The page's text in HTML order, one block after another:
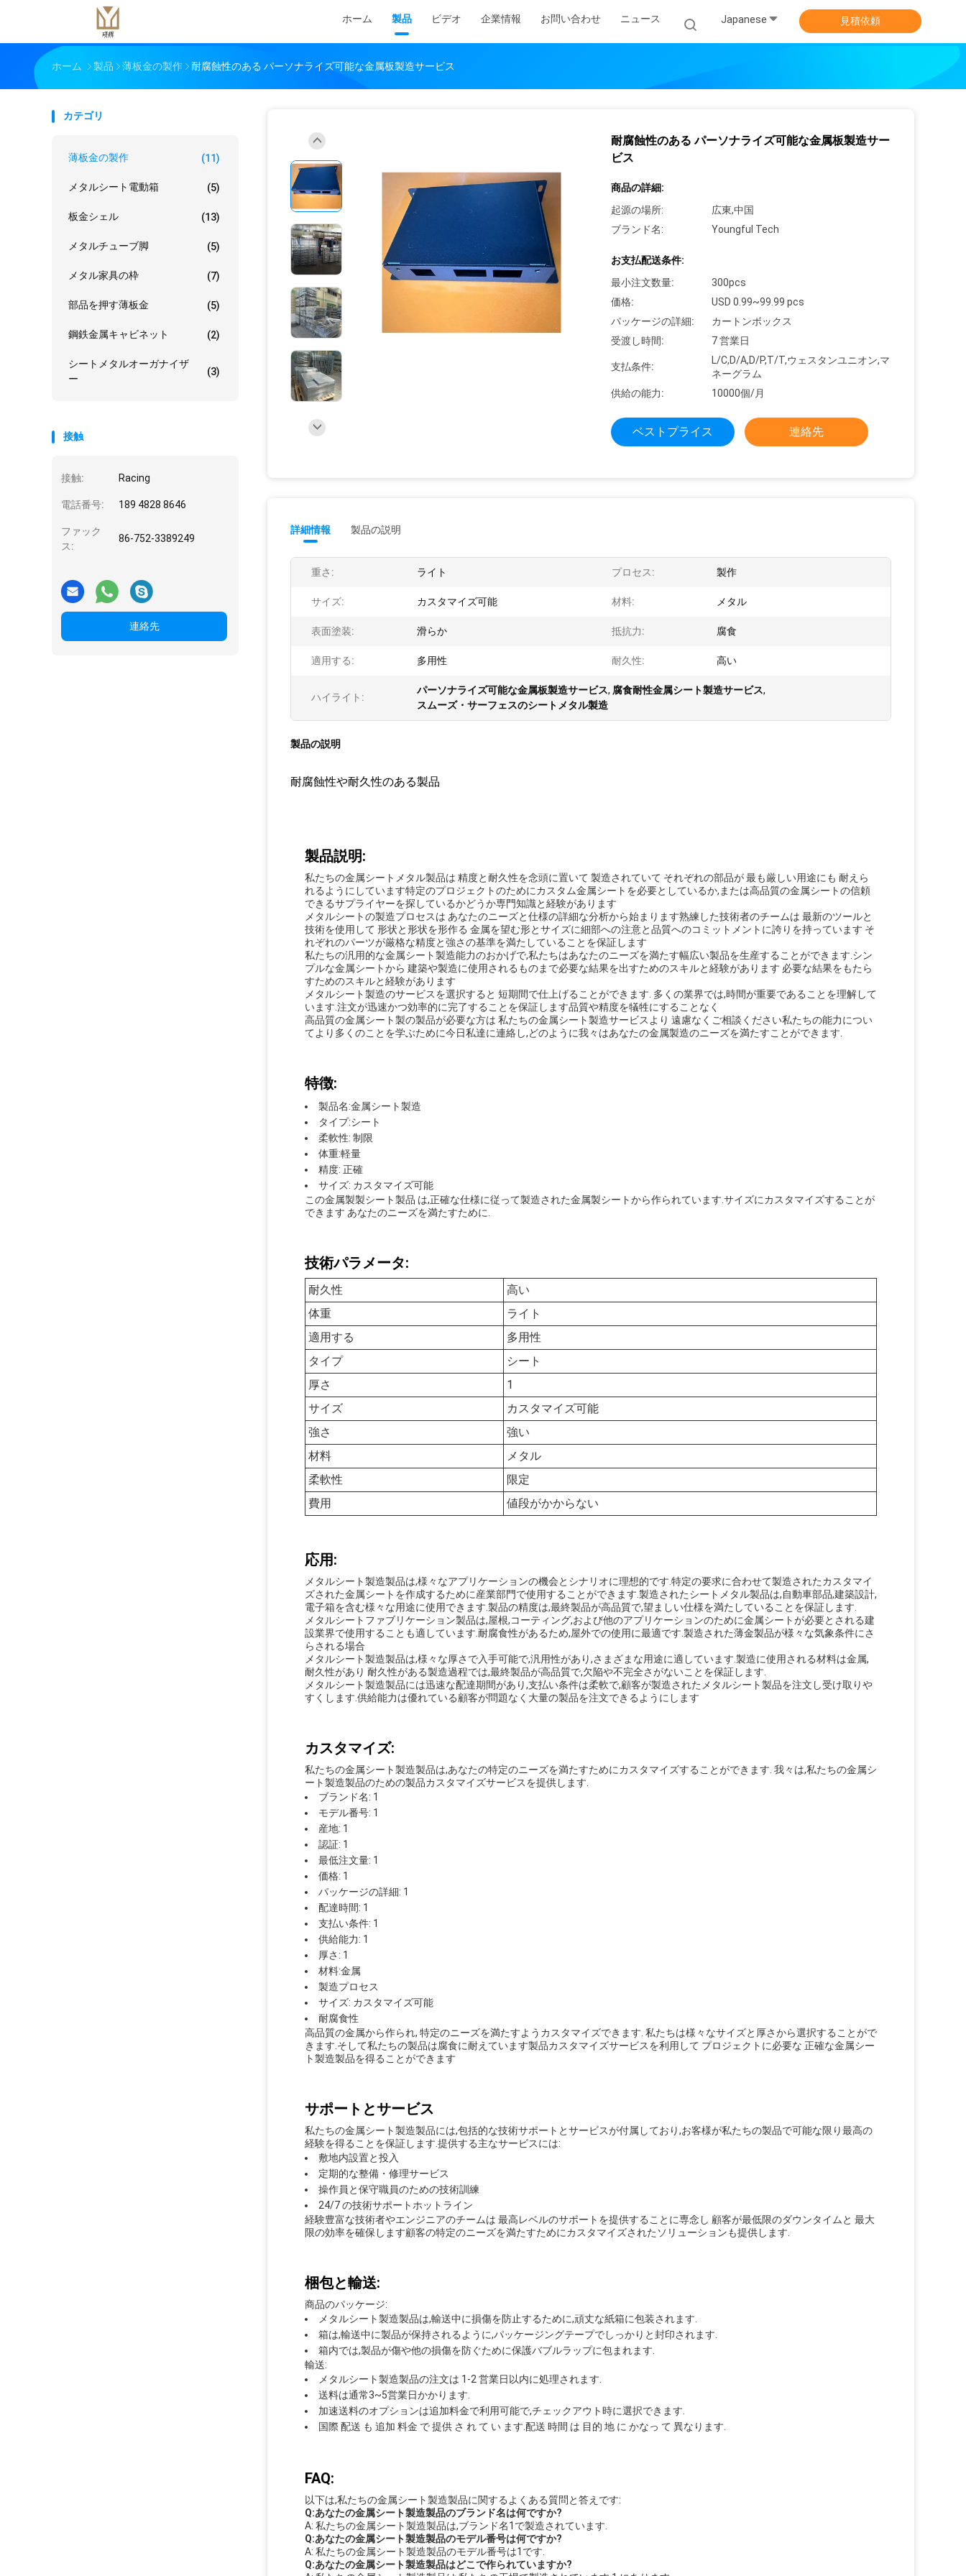
ホーム 製品 ビデオ 企業情報 お問い合わせ ニュース Japanese 見積依頼
ホーム 製品 薄板金の製作 耐腐蝕性のある パーソナライズ可能な金属板製造サービス
カテゴリ
薄板金の製作 (11)
メタルシート電動箱 (5)
板金シェル (13)
メタルチューブ脚 (5)
メタル家具の枠 (7)
部品を押す薄板金 (5)
鋼鉄金属キャビネット (2)
シートメタルオーガナイザ
ー
(3)
接触
接触: Racing
電話番号: 189 4828 8646
ファック
ス:
86-752-3389249
連絡先
耐腐蝕性のある パーソナライズ可能な金属板製造サー
ビス
商品の詳細:
起源の場所:
広東,中国
ブランド名:
Youngful Tech
お支払配送条件:
最小注文数量:
300pcs
価格:
USD 0.99~99.99 pcs
パッケージの詳細:
カートンボックス
受渡し時間:
7 営業日
支払条件:
L/C,D/A,D/P,T/T,ウェスタンユニオン,マ
ネーグラム
供給の能力:
10000個/月
ベストプライス 連絡先
詳細情報 製品の説明
重さ: ライト プロセス: 製作
サイズ: カスタマイズ可能 材料: メタル
表面塗装: 滑らか 抵抗力: 腐食
適用する: 多用性 耐久性: 高い
ハイライト:
パーソナライズ可能な金属板製造サービス, 腐食耐性金属シート製造サービス,
スムーズ・サーフェスのシートメタル製造
製品の説明
耐腐蝕性や耐久性のある製品
製品説明:
私たちの金属シートメタル製品は 精度と耐久性を念頭に置いて 製造されていて それぞれの部品が 最も厳しい用途にも 耐えら
れるようにしています特定のプロジェクトのためにカスタム金属シートを必要としているか,または高品質の金属シートの信頼
できるサプライヤーを探しているかどうか専門知識と経験があります
メタルシートの製造プロセスは あなたのニーズと仕様の詳細な分析から始まります熟練した技術者のチームは 最新のツールと
技術を使用して 形状と形状を形作る 金属を望む形とサイズに細部への注意と品質へのコミットメントに誇りを持っています そ
れぞれのパーツが厳格な精度と強さの基準を満たしていることを保証します
私たちの汎用的な金属シート製造能力のおかげで,私たちはあなたのニーズを満たす幅広い製品を生産することができます.シン
プルな金属シートから 建築や製造に使用されるものまで必要な結果を出すためのスキルと経験があります 必要な結果をもたら
すためのスキルと経験があります
メタルシート製造のサービスを選択すると 短期間で仕上げることができます. 多くの業界では,時間が重要であることを理解して
います.注文が迅速かつ効率的に完了することを保証します品質や精度を犠牲にすることなく
高品質の金属シート製の製品が必要な方は 私たちの金属シート製造サービスより 遠慮なくご相談ください私たちの能力につい
てより多くのことを学ぶために今日私達に連絡し,どのように我々はあなたの金属製造のニーズを満たすことができます.
特徴:
製品名:金属シート製造
タイプ:シート
柔軟性: 制限
体重:軽量
精度: 正確
サイズ: カスタマイズ可能
この金属製製シート製品 は,正確な仕様に従って製造された金属製シートから作られています.サイズにカスタマイズすることが
できます あなたのニーズを満たすために.
技術パラメータ:
耐久性
高い
体重
ライト
適用する
多用性
タイプ
シート
厚さ
1
サイズ
カスタマイズ可能
強さ
強い
材料
メタル
柔軟性
限定
費用
値段がかからない
応用:
メタルシート製造製品は,様々なアプリケーションの機会とシナリオに理想的です.特定の要求に合わせて製造されたカスタマイ
ズされた金属シートを作成するために産業部門で使用することができます.製造されたシートメタル製品は,自動車部品,建築設計,
電子箱を含む様々な用途に使用できます.製品の精度は,最終製品が高品質で,望ましい仕様を満たしていることを保証します.
メタルシートファブリケーション製品は,屋根,コーティング,および他のアプリケーションのために金属シートが必要とされる建
設業界で使用することも適しています.耐腐食性があるため,屋外での使用に最適です.製造された薄金製品が様々な気象条件にさ
らされる場合
メタルシート製造製品は,様々な厚さで入手可能で,汎用性があり,さまざまな用途に適しています.製造に使用される材料は金属,
耐久性があり 耐久性がある製造過程では,最終製品が高品質で,欠陥や不完全さがないことを保証します.
メタルシート製造製品には迅速な配達期間があり,支払い条件は柔軟で,顧客が製造されたメタルシート製品を注文し受け取りや
すくします.供給能力は優れている顧客が問題なく大量の製品を注文できるようにします
カスタマイズ:
私たちの金属シート製造製品は,あなたの特定のニーズを満たすためにカスタマイズすることができます. 我々は,私たちの金属シ
ート製造製品のための製品カスタマイズサービスを提供します.
ブランド名: 1
モデル番号: 1
産地: 1
認証: 1
最低注文量: 1
価格: 1
パッケージの詳細: 1
配達時間: 1
支払い条件: 1
供給能力: 1
厚さ: 1
材料:金属
製造プロセス
サイズ: カスタマイズ可能
耐腐食性
高品質の金属から作られ, 特定のニーズを満たすようカスタマイズできます. 私たちは様々なサイズと厚さから選択することがで
きます.そして私たちの製品は腐食に耐えています製品カスタマイズサービスを利用して プロジェクトに必要な 正確な金属シー
ト製造製品を得ることができます
サポートとサービス
私たちの金属シート製造製品には,包括的な技術サポートとサービスが付属しており,お客様が私たちの製品で可能な限り最高の
経験を得ることを保証します.提供する主なサービスには:
敷地内設置と投入
定期的な整備・修理サービス
操作員と保守職員のための技術訓練
24/7 の技術サポートホットライン
経験豊富な技術者やエンジニアのチームは 最高レベルのサポートを提供することに専念し 顧客が最低限のダウンタイムと 最大
限の効率を確保します顧客の特定のニーズを満たすためにカスタマイズされたソリューションも提供します.
梱包と輸送:
商品のパッケージ:
メタルシート製造製品は,輸送中に損傷を防止するために,頑丈な紙箱に包装されます.
箱は,輸送中に製品が保持されるように,パッケージングテープでしっかりと封印されます.
箱内では,製品が傷や他の損傷を防ぐために保護バブルラップに包まれます.
輸送:
メタルシート製造製品の注文は 1-2 営業日以内に処理されます.
送料は通常3~5営業日かかります.
加速送料のオプションは追加料金で利用可能で,チェックアウト時に選択できます.
国際 配送 も 追加 料金 で 提供 さ れ て い ます.配送 時間 は 目的 地 に かなっ て 異なります.
FAQ:
以下は,私たちの金属シート製造製品に関するよくある質問と答えです:
Q:あなたの金属シート製造製品のブランド名は何ですか?
A: 私たちの金属シート製造製品は,ブランド名1で製造されています.
Q:あなたの金属シート製造製品のモデル番号は何ですか?
A: 私たちの金属シート製造製品のモデル番号は1です.
Q:あなたの金属シート製造製品はどこで作られていますか?